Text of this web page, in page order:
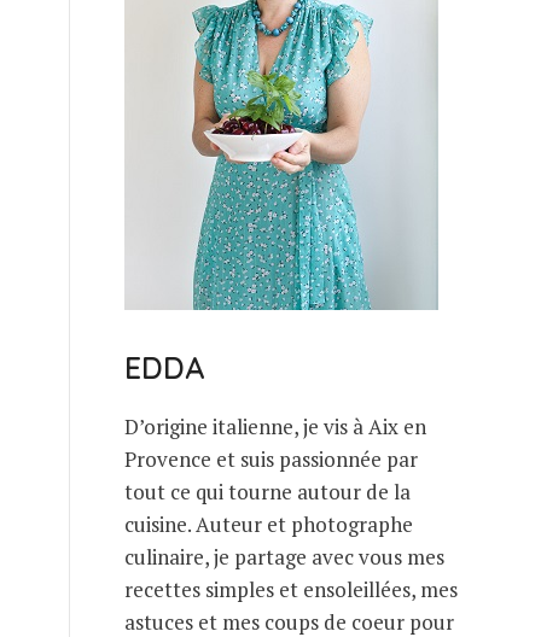
EDDA
D’origine italienne, je vis à Aix en
Provence et suis passionnée par
tout ce qui tourne autour de la
cuisine. Auteur et photographe
culinaire, je partage avec vous mes
recettes simples et ensoleillées, mes
astuces et mes coups de coeur pour